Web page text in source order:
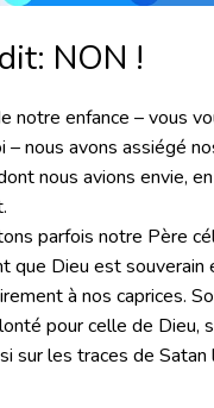
NON !
notre enfance – vous
– nous avons assiégé
nous avions envie,
parfois notre Père
que Dieu est
à nos caprices.
pour celle de Dieu,
sur les traces de